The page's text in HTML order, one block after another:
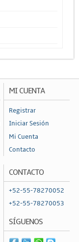
MI CUENTA
Registrar
Iniciar Sesión
Mi Cuenta
Contacto
CONTACTO
+52-55-78270052
+52-55-78270053
SÍGUENOS